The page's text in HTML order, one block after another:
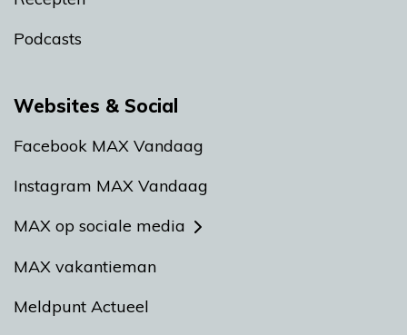
Podcasts
Websites & Social
Facebook MAX Vandaag
Instagram MAX Vandaag
MAX op sociale media
MAX vakantieman
Meldpunt Actueel